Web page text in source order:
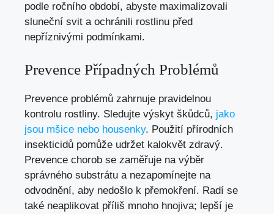
podle ročního období, abyste maximalizovali
sluneční svit a ochránili rostlinu před
nepříznivými podmínkami.
Prevence Případných Problémů
Prevence problémů zahrnuje pravidelnou
kontrolu rostliny. Sledujte výskyt škůdců, jako
jsou mšice nebo housenky. Použití přírodních
insekticidů pomůže udržet kalokvět zdravý.
Prevence chorob se zaměřuje na výběr
správného substrátu a nezapomínejte na
odvodnění, aby nedošlo k přemokření. Radí se
také neaplikovat příliš mnoho hnojiva; lepší je